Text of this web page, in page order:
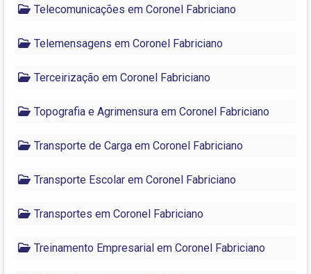
Telecomunicações em Coronel Fabriciano
Telemensagens em Coronel Fabriciano
Terceirização em Coronel Fabriciano
Topografia e Agrimensura em Coronel Fabriciano
Transporte de Carga em Coronel Fabriciano
Transporte Escolar em Coronel Fabriciano
Transportes em Coronel Fabriciano
Treinamento Empresarial em Coronel Fabriciano